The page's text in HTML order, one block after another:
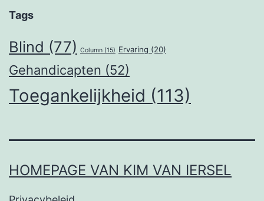
Tags
Blind (77) Column (15) Ervaring (20)
Gehandicapten (52)
Toegankelijkheid (113)
HOMEPAGE VAN KIM VAN IERSEL